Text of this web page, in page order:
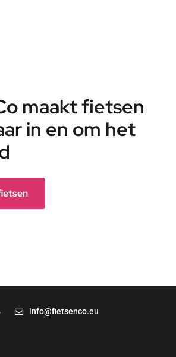
maakt fietsen
in en om het
info@fietsenco.eu